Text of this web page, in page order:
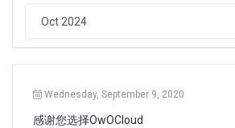
Wednesday, September 9, 2020
感谢您选择OwOCloud